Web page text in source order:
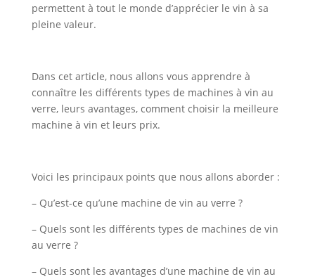
permettent à tout le monde d’apprécier le vin à sa
pleine valeur.
Dans cet article, nous allons vous apprendre à
connaître les différents types de machines à vin au
verre, leurs avantages, comment choisir la meilleure
machine à vin et leurs prix.
Voici les principaux points que nous allons aborder :
– Qu’est-ce qu’une machine de vin au verre ?
– Quels sont les différents types de machines de vin
au verre ?
– Quels sont les avantages d’une machine de vin au